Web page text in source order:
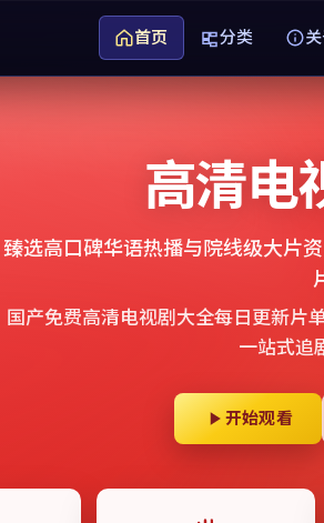
首页 分类
高清电
臻选高口碑华语热播与院线级大片资
国产免费高清电视剧大全每日更新片
一站式追
开始观看